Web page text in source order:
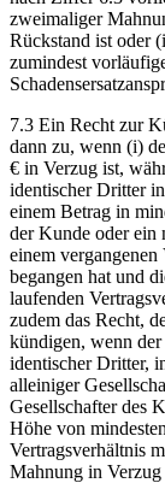
zweimaliger
Rückstand ist oder
zumindest
7.3 Ein Recht zur
dann zu, wenn (i)
€ in Verzug ist,
identischer Dritter
einem Betrag in
der Kunde oder
einem
begangen hat und
laufenden
zudem das Recht,
kündigen, wenn
identischer Dritter,
alleiniger
Gesellschafter des
Höhe von
Vertragsverhältnis
Mahnung in Verzug